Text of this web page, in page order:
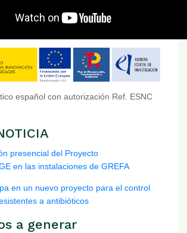
español con autorización Ref. ESNC
presencial del Proyecto
en las instalaciones de GREFA
en un nuevo proyecto para el control
a antibióticos
a generar